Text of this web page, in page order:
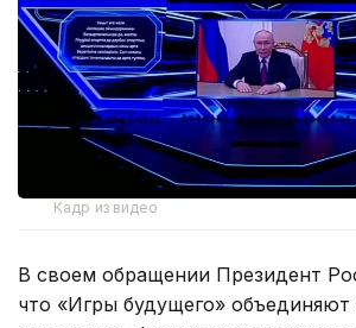
Кадр из видео
В своем обращении Президент
что «Игры будущего» объединяют